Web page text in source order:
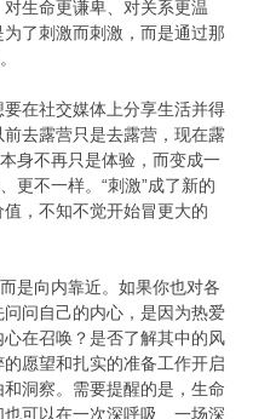
生命更谦卑、对关系更温
了刺激而刺激，而是通过那
要在社交媒体上分享生活并得
去露营只是去露营，现在露
身不再只是体验，而变成一
更不一样。“刺激”成了新的
，不知不觉开始冒更大的
是向内靠近。如果你也对各
问自己的内心，是因为热爱
在召唤？是否了解其中的风
愿望和扎实的准备工作开启
洞察。需要提醒的是，生命
可以在一次深呼吸、一场深